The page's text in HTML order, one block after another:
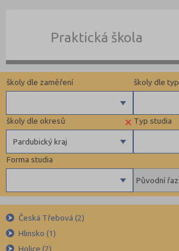
Praktická škola
Forma studia
Dálkové
Kombinované
Typ studia
Výuční list
Bez
×
Pardubický kraj
školy dle okresů
Benešov (12)
Blansko (13)
Brno-město (67)
Brno-venkov (15)
školy dle
Jiné
Krajské
školy dle zaměření
Gymnázia
4 letá gymnázia
6 letá gymnázia
Se sportovní přípravou
Lycea
Technické a IT obory
Česká Třebová (2)
Hlinsko (1)
Holice (2)